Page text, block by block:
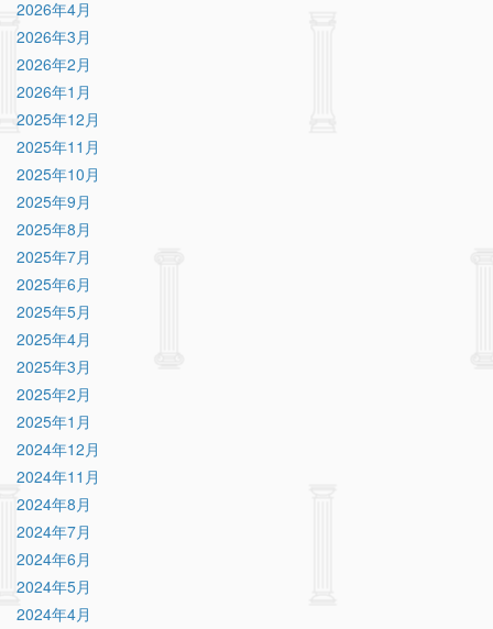
2026年4月
2026年3月
2026年2月
2026年1月
2025年12月
2025年11月
2025年10月
2025年9月
2025年8月
2025年7月
2025年6月
2025年5月
2025年4月
2025年3月
2025年2月
2025年1月
2024年12月
2024年11月
2024年8月
2024年7月
2024年6月
2024年5月
2024年4月